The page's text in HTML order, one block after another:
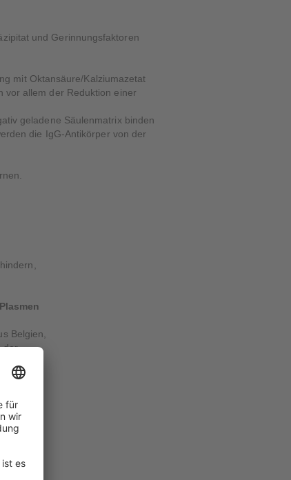
und Gerinnungsfaktoren
mit Oktansäure/Kalziumazetat
vor allem der Reduktion einer
geladene Säulenmatrix binden
die IgG-Antikörper von der
Plasmen
Belgien,
der
und